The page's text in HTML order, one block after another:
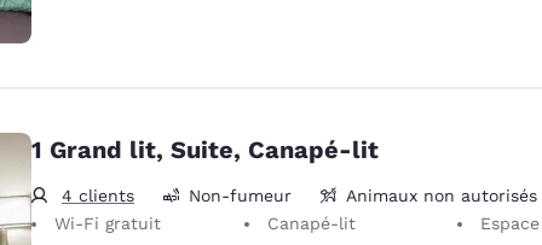
1 Grand lit, Suite, Canapé-lit
4 clients Non-fumeur
Animaux non autorisés
Wi-Fi gratuit
Canapé-lit